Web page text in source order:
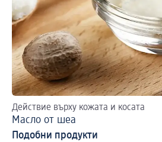
Действие върху кожата и косата
Масло от шеа
Подобни продукти